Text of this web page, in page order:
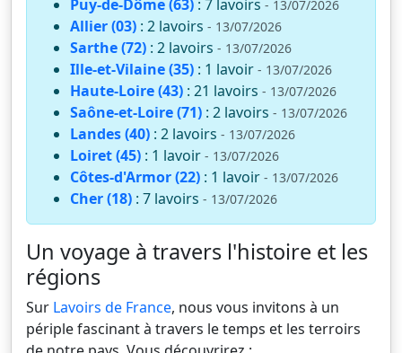
Puy-de-Dôme (63) : 7 lavoirs - 13/07/2026
Allier (03) : 2 lavoirs - 13/07/2026
Sarthe (72) : 2 lavoirs - 13/07/2026
Ille-et-Vilaine (35) : 1 lavoir - 13/07/2026
Haute-Loire (43) : 21 lavoirs - 13/07/2026
Saône-et-Loire (71) : 2 lavoirs - 13/07/2026
Landes (40) : 2 lavoirs - 13/07/2026
Loiret (45) : 1 lavoir - 13/07/2026
Côtes-d'Armor (22) : 1 lavoir - 13/07/2026
Cher (18) : 7 lavoirs - 13/07/2026
Un voyage à travers l'histoire et les
régions
Sur Lavoirs de France, nous vous invitons à un
périple fascinant à travers le temps et les terroirs